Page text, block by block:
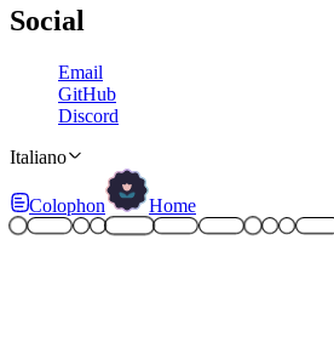
Social
Email
GitHub
Discord
Italiano
Colophon Home